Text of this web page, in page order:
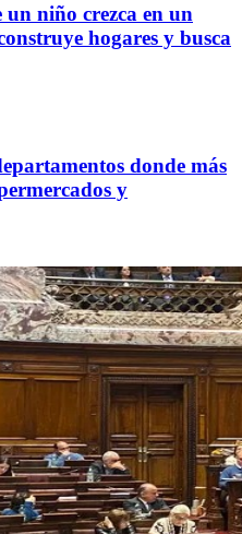
niño crezca en un
hogares y busca
donde más
y